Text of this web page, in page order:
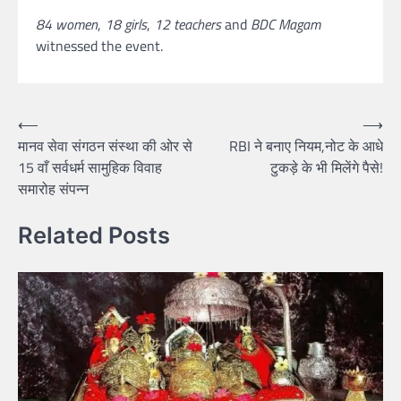
84 women, 18 girls, 12 teachersand BDC Magam
witnessed the event.
Post
navigation
⟵
मानव सेवा संगठन संस्था की ओर से
15 वाँ सर्वधर्म सामुहिक विवाह
समारोह संपन्न
RBI ने बनाए नियम,नोट के आधे
टुकड़े के भी मिलेंगे पैसे!
⟶
Related Posts